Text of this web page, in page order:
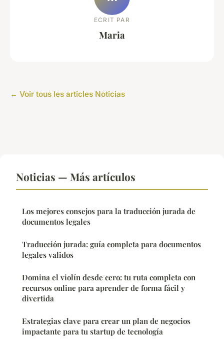
ECRIT PAR
Maria
← Voir tous les articles Noticias
Noticias — Más artículos
Los mejores consejos para la traducción jurada de
documentos legales
Traducción jurada: guía completa para documentos
legales validos
Domina el violín desde cero: tu ruta completa con
recursos online para aprender de forma fácil y
divertida
Estrategias clave para crear un plan de negocios
impactante para tu startup de tecnología